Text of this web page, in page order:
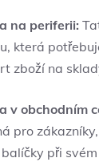
na periferii:
která
zboží na
v obchodním
pro
při